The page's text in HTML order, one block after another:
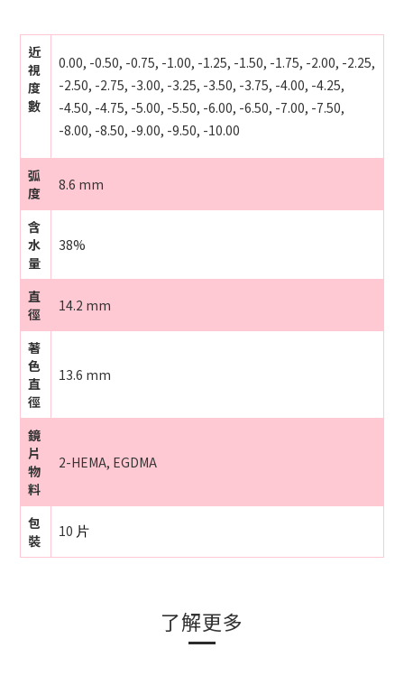
近
視
度
數
0.00, -0.50, -0.75, -1.00, -1.25, -1.50, -1.75, -2.00, -2.25,
-2.50, -2.75, -3.00, -3.25, -3.50, -3.75, -4.00, -4.25,
-4.50, -4.75, -5.00, -5.50, -6.00, -6.50, -7.00, -7.50,
-8.00, -8.50, -9.00, -9.50, -10.00
弧
度
8.6 mm
含
水
量
38%
直
徑
14.2 mm
著
色
直
徑
13.6 mm
鏡
片
物
料
2-HEMA, EGDMA
包
裝
10 片
了解更多